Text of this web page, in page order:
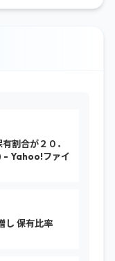
割合が２０．
- Yahoo!ファイ
し 保有比率